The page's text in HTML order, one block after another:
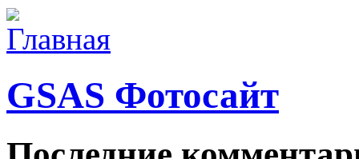
GSAS Фотосайт